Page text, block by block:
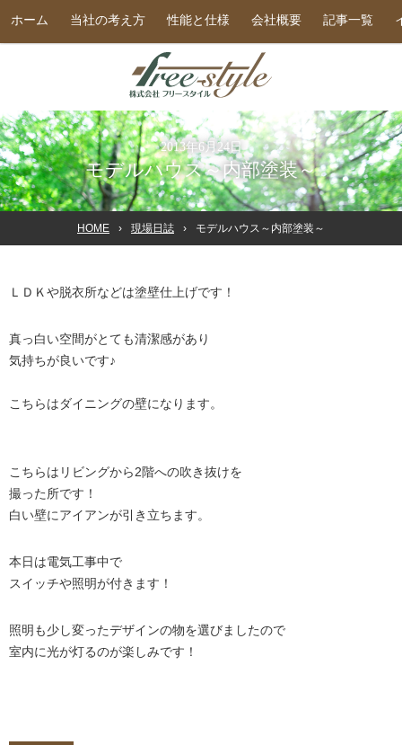
ホーム 当社の考え方 性能と仕様 会社概要 記事一覧
2013年6月24日
モデルハウス～内部塗装～
HOME 現場日誌 モデルハウス～内部塗装～
ＬＤＫや脱衣所などは塗壁仕上げです！
真っ白い空間がとても清潔感があり
気持ちが良いです♪
こちらはダイニングの壁になります。
こちらはリビングから2階への吹き抜けを
撮った所です！
白い壁にアイアンが引き立ちます。
本日は電気工事中で
スイッチや照明が付きます！
照明も少し変ったデザインの物を選びましたので
室内に光が灯るのが楽しみです！